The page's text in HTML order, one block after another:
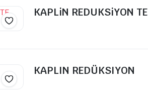
KAPLiN REDUKSiYON TE
KAPLIN REDÜKSIYON